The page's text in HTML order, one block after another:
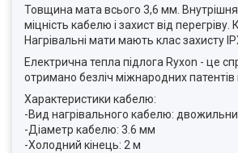
Товщина мата всього 3,6 мм.
міцність кабелю і захист від перегріву.
Нагрівальні мати мають клас захисту
Електрична тепла підлога Ryxon - це
отримано безліч міжнародних патентів
Характеристики кабелю:
-Вид нагрівального кабелю:
-Діаметр кабелю: 3.6 мм
-Холодний кінець: 2 м